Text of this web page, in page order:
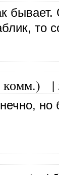
бывает.
то
комм.) |
но